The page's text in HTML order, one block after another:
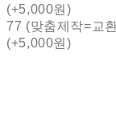
(+5,000원)
77 (맞춤제작=교
(+5,000원)